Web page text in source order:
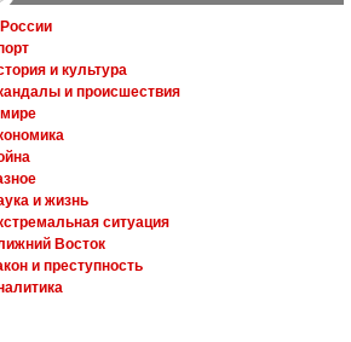
и культура
и происшествия
и жизнь
ситуация
Восток
и преступность